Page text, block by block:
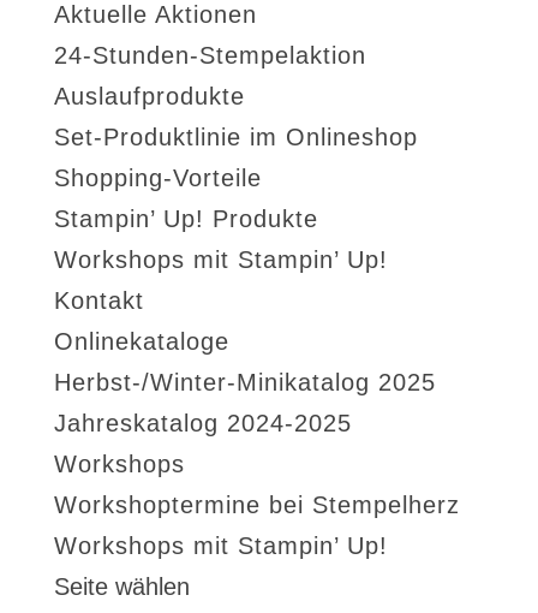
Aktuelle Aktionen
24-Stunden-Stempelaktion
Auslaufprodukte
Set-Produktlinie im Onlineshop
Shopping-Vorteile
Stampin’ Up! Produkte
Workshops mit Stampin’ Up!
Kontakt
Onlinekataloge
Herbst-/Winter-Minikatalog 2025
Jahreskatalog 2024-2025
Workshops
Workshoptermine bei Stempelherz
Workshops mit Stampin’ Up!
Seite wählen